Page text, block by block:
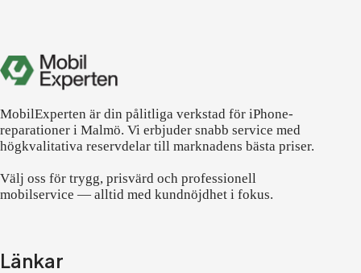
MobilExperten är din pålitliga verkstad för iPhone-
reparationer i Malmö. Vi erbjuder snabb service med
högkvalitativa reservdelar till marknadens bästa priser.
Välj oss för trygg, prisvärd och professionell
mobilservice — alltid med kundnöjdhet i fokus.
Länkar